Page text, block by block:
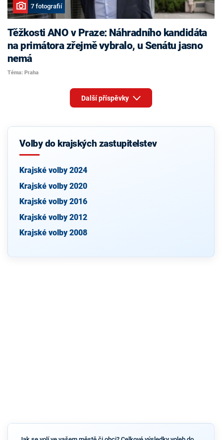
7 fotografií
Těžkosti ANO v Praze: Náhradního kandidáta
na primátora zřejmě vybralo, u Senátu jasno
nemá
Téma: Praha
Další příspěvky
Volby do krajských zastupitelstev
Krajské volby 2024
Krajské volby 2020
Krajské volby 2016
Krajské volby 2012
Krajské volby 2008